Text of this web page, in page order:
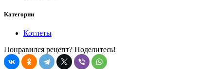
Категории
Котлеты
Понравился рецепт? Поделитесь!